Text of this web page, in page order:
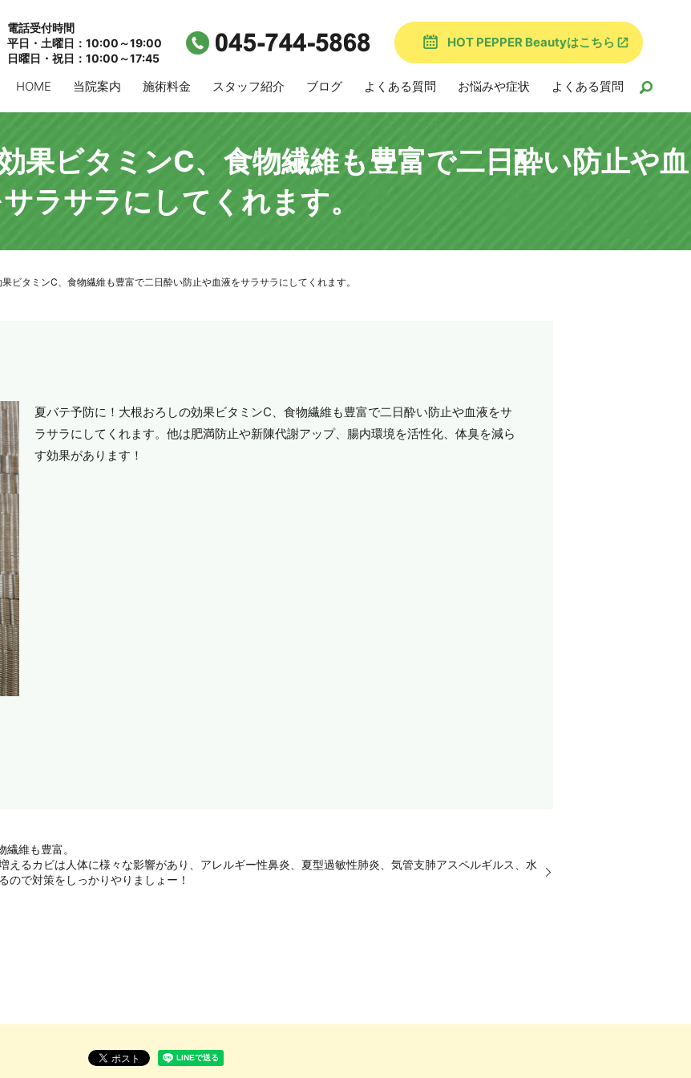
電話受付時間
平日・土曜日：10:00～19:00
日曜日・祝日：10:00～17:45
HOT PEPPER Beautyはこちら
HOME 当院案内 施術料金 スタッフ紹介 ブログ よくある質問 お悩みや症状 よくある質問
果ビタミンC、食物繊維も豊富で二日酔い防止や血
ラサラにしてくれます。
ビタミンC、食物繊維も豊富で二日酔い防止や血液をサラサラにしてくれます。
夏バテ予防に！大根おろしの効果ビタミンC、食物繊維も豊富で二日酔い防止や血液をサ
ラサラにしてくれます。他は肥満防止や新陳代謝アップ、腸内環境を活性化、体臭を減ら
す効果があります！
維も豊富。
えるカビは人体に様々な影響があり、アレルギー性鼻炎、夏型過敏性肺炎、気管支肺アスペルギルス、水
ので対策をしっかりやりましょー！